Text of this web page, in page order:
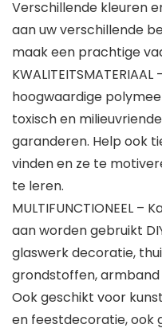
Verschillende kleuren
aan uw verschillende
maak een prachtige
hoogwaardige
toxisch en
garanderen. Help ook
vinden en ze te
te leren.
MULTIFUNCTIONEEL
aan worden gebruikt
glaswerk decoratie,
grondstoffen,
Ook geschikt voor
en feestdecoratie, ook